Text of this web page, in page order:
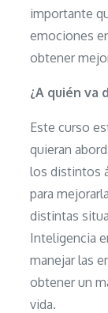
importante
emociones
obtener
¿A quién va
Este curso
quieran
los distintos
para
distintas
Inteligencia
manejar las
obtener un
vida.